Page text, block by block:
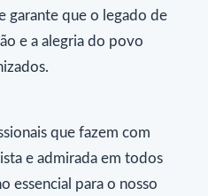
garante que o legado de
e a alegria do povo
que fazem com
e admirada em todos
essencial para o nosso